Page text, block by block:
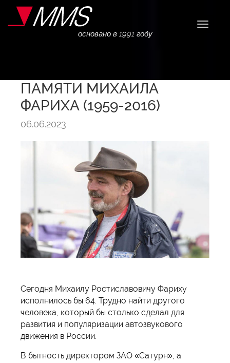
основано в 1991 году
ПАМЯТИ МИХАИЛА
ФАРИХА (1959-2016)
06.06.2023
Сегодня Михаилу Ростиславовичу Фариху
исполнилось бы 64. Трудно найти другого
человека, который бы столько сделал для
развития и популяризации автозвукового
движения в России.
В бытность директором ЗАО «Сатурн», а